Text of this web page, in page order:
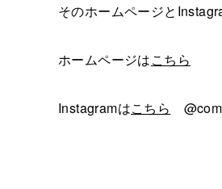
そのホームページと
ホームページはこちら
Instagramはこちら